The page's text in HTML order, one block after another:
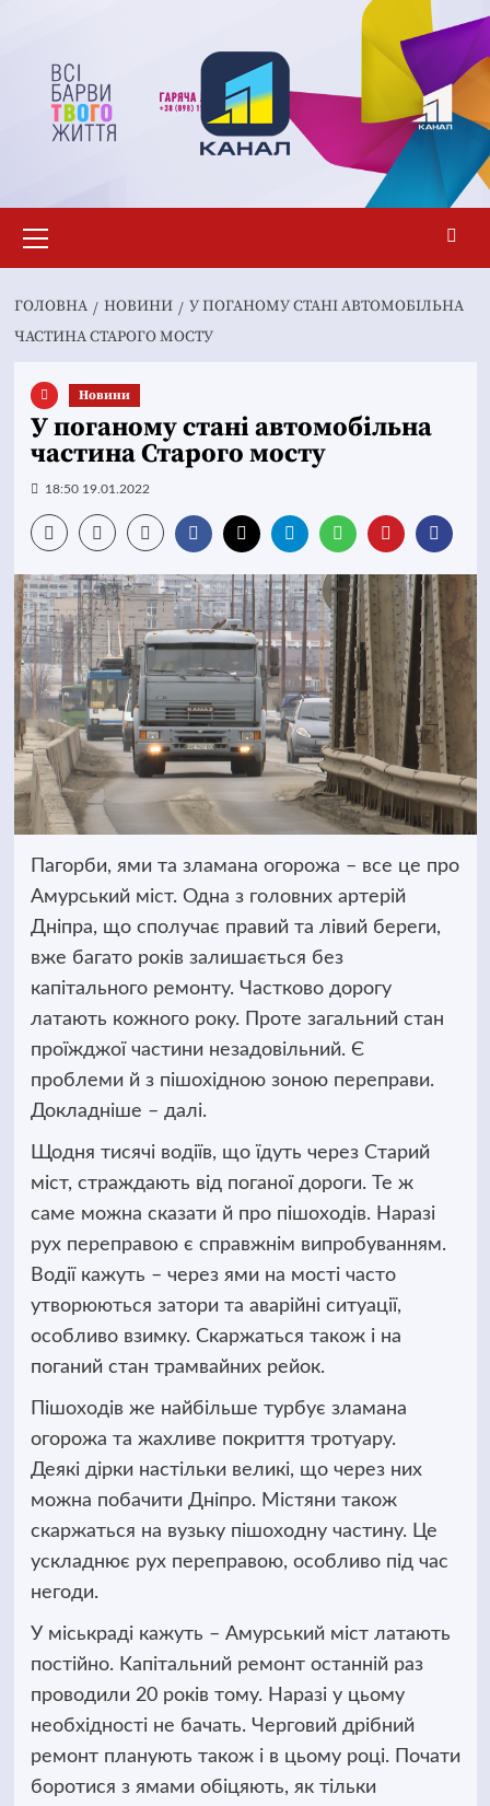
вмісту
меню
ГОЛОВНА НОВИНИ
У ПОГАНОМУ СТАНІ АВТОМОБІЛЬНА
ЧАСТИНА СТАРОГО МОСТУ
Новини
У поганому стані автомобільна
частина Старого мосту
18:50 19.01.2022
Пагорби, ями та зламана огорожа – все це про
Амурський міст. Одна з головних артерій
Дніпра, що сполучає правий та лівий береги,
вже багато років залишається без
капітального ремонту. Частково дорогу
латають кожного року. Проте загальний стан
проїжджої частини незадовільний. Є
проблеми й з пішохідною зоною переправи.
Докладніше – далі.
Щодня тисячі водіїв, що їдуть через Старий
міст, страждають від поганої дороги. Те ж
саме можна сказати й про пішоходів. Наразі
рух переправою є справжнім випробуванням.
Водії кажуть – через ями на мості часто
утворюються затори та аварійні ситуації,
особливо взимку. Скаржаться також і на
поганий стан трамвайних рейок.
Пішоходів же найбільше турбує зламана
огорожа та жахливе покриття тротуару.
Деякі дірки настільки великі, що через них
можна побачити Дніпро. Містяни також
скаржаться на вузьку пішоходну частину. Це
ускладнює рух переправою, особливо під час
негоди.
У міськраді кажуть – Амурський міст латають
постійно. Капітальний ремонт останній раз
проводили 20 років тому. Наразі у цьому
необхідності не бачать. Черговий дрібний
ремонт планують також і в цьому році. Почати
боротися з ямами обіцяють, як тільки